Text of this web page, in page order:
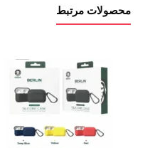
محصولات مرتبط